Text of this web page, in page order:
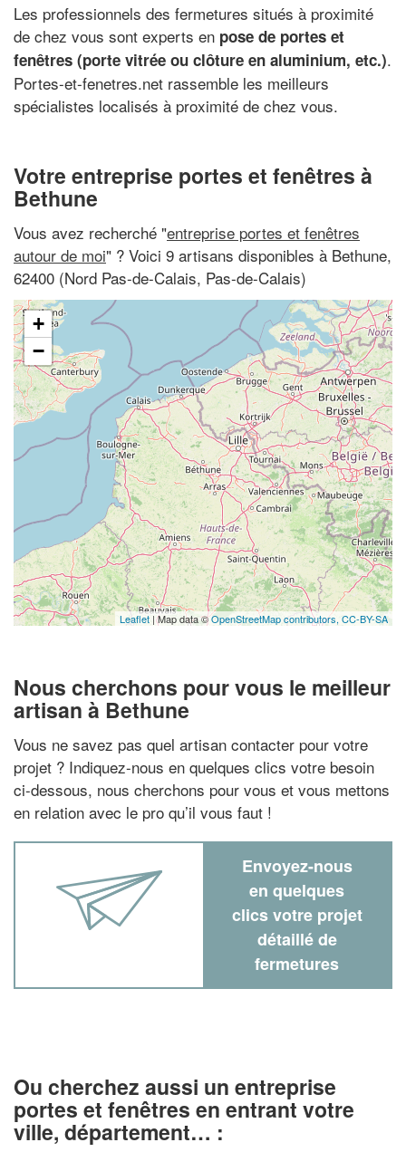
Les professionnels des fermetures situés à proximité
de chez vous sont experts en pose de portes et
fenêtres (porte vitrée ou clôture en aluminium, etc.).
Portes-et-fenetres.net rassemble les meilleurs
spécialistes localisés à proximité de chez vous.
Votre entreprise portes et fenêtres à
Bethune
Vous avez recherché "entreprise portes et fenêtres
autour de moi" ? Voici 9 artisans disponibles à Bethune,
62400 (Nord Pas-de-Calais, Pas-de-Calais)
+
−
Leaflet | Map data ©OpenStreetMap contributors, CC-BY-SA
Nous cherchons pour vous le meilleur
artisan à Bethune
Vous ne savez pas quel artisan contacter pour votre
projet ? Indiquez-nous en quelques clics votre besoin
ci-dessous, nous cherchons pour vous et vous mettons
en relation avec le pro qu’il vous faut !
Envoyez-nous
en quelques
clics votre projet
détaillé de
fermetures
Ou cherchez aussi un entreprise
portes et fenêtres en entrant votre
ville, département… :